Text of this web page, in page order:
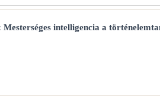
intelligencia a